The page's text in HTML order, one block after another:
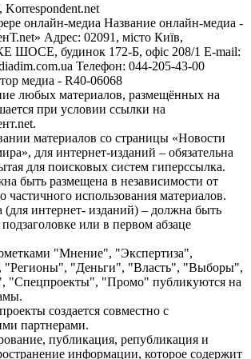
онлайн-медиа Название онлайн-медиа -
Адрес: 02091, місто Київ,
ШОСЕ, будинок 172-Б, офіс 208/1 E-mail:
Телефон: 044-205-43-00
медиа - R40-06068
любых материалов, размещённых на
при условии ссылки на
материалов со страницы «Новости
для интернет-изданий – обязательна
для поисковых систем гиперссылка.
быть размещена в независимости от
частичного использования материалов.
(для интернет- изданий) – должна быть
или в первом абзаце
"Мнение", "Экспертиза",
"Регионы", "Деньги", "Власть", "Выборы",
"Спецпроекты", "Промо" публикуются на
создается совместно с
партнерами.
публикация, републикация и
информации, которое содержит